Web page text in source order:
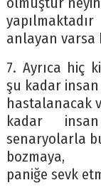
yapılmaktadır
anlayan varsa
7. Ayrıca hiç
şu kadar insan
hastalanacak
kadar
senaryolarla
bozmaya,
paniğe sevk